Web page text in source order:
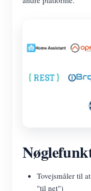
Tovejsmåler til
"til net")